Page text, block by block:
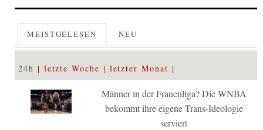
MEISTGELESEN NEU
24h letzte Woche letzter Monat
Männer in der Frauenliga? Die WNBA
bekommt ihre eigene Trans-Ideologie
serviert